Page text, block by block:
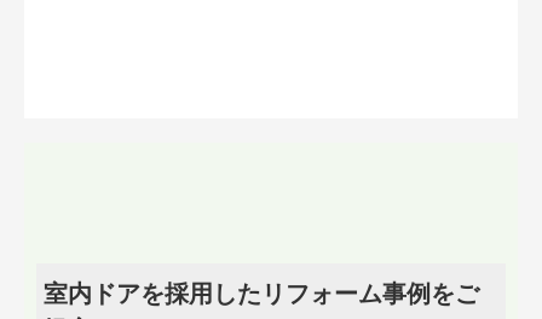
室内ドアを採用したリフォーム事例をご